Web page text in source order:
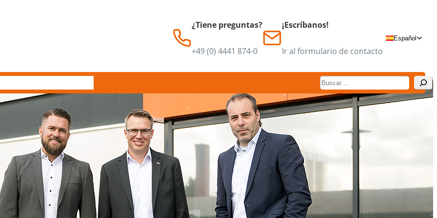
¿Tiene preguntas?
+49 (0) 4441 874-0
¡Escríbanos!
Ir al formulario de contacto
Español
Suchen